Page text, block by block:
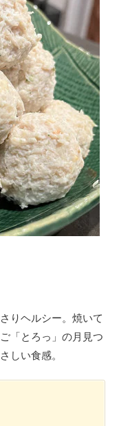
りヘルシー。焼いて
「とろっ」の月見つ
しい食感。